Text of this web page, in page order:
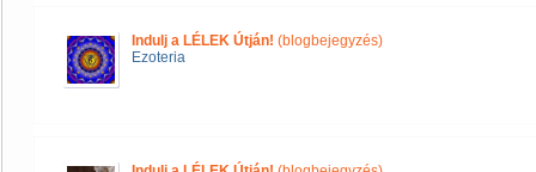
Indulj a LÉLEK Útján! (blogbejegyzés)
Ezoteria